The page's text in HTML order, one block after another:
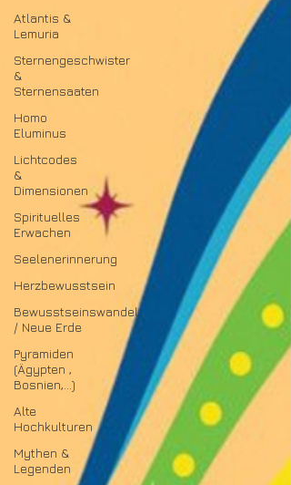
Atlantis &
Lemuria
Sternengeschwister
&
Sternensaaten
Homo
Eluminus
Lichtcodes
&
Dimensionen
Spirituelles
Erwachen
Seelenerinnerung
Herzbewusstsein
Bewusstseinswandel
/ Neue Erde
Pyramiden
(Ägypten ,
Bosnien,...)
Alte
Hochkulturen
Mythen &
Legenden